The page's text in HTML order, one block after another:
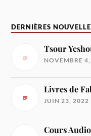
DERNIÈRES
Tsour
NOVEMBRE
Livres de
JUIN 23, 2022
Cours